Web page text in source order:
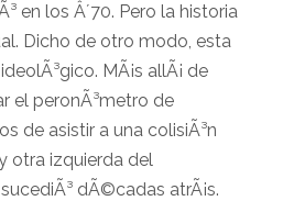
en los Â´70. Pero la historia
Dicho de otro modo, esta
MÃ¡s allÃ¡ de
el peronÃ³metro de
de asistir a una colisiÃ³n
otra izquierda del
dÃ©cadas atrÃ¡s.